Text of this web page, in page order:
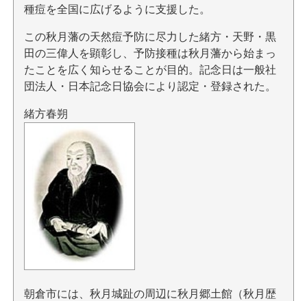
種痘を全国に広げるように支援した。
この秋月藩の天然痘予防に尽力した緒方・天野・黒
田の三偉人を顕彰し、予防接種は秋月藩から始まっ
たことを広く知らせることが目的。記念日は一般社
団法人・日本記念日協会により認定・登録された。
緒方春朔
朝倉市には、秋月城趾の周辺に秋月郷土館（秋月歴